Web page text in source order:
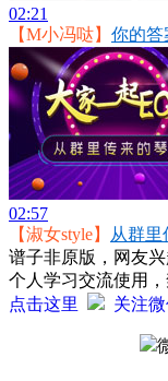
02:21
【M小冯哒】 你的答
02:57
【淑女style】
从群里
谱子非原版，网友
个人学习交流使用，
点击这里
关注